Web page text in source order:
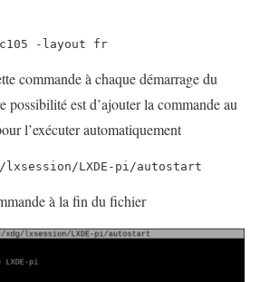
-layout fr
commande à chaque démarrage du
possibilité est d’ajouter la commande au
l’exécuter automatiquement
lxsession/LXDE-pi/autostart
à la fin du fichier